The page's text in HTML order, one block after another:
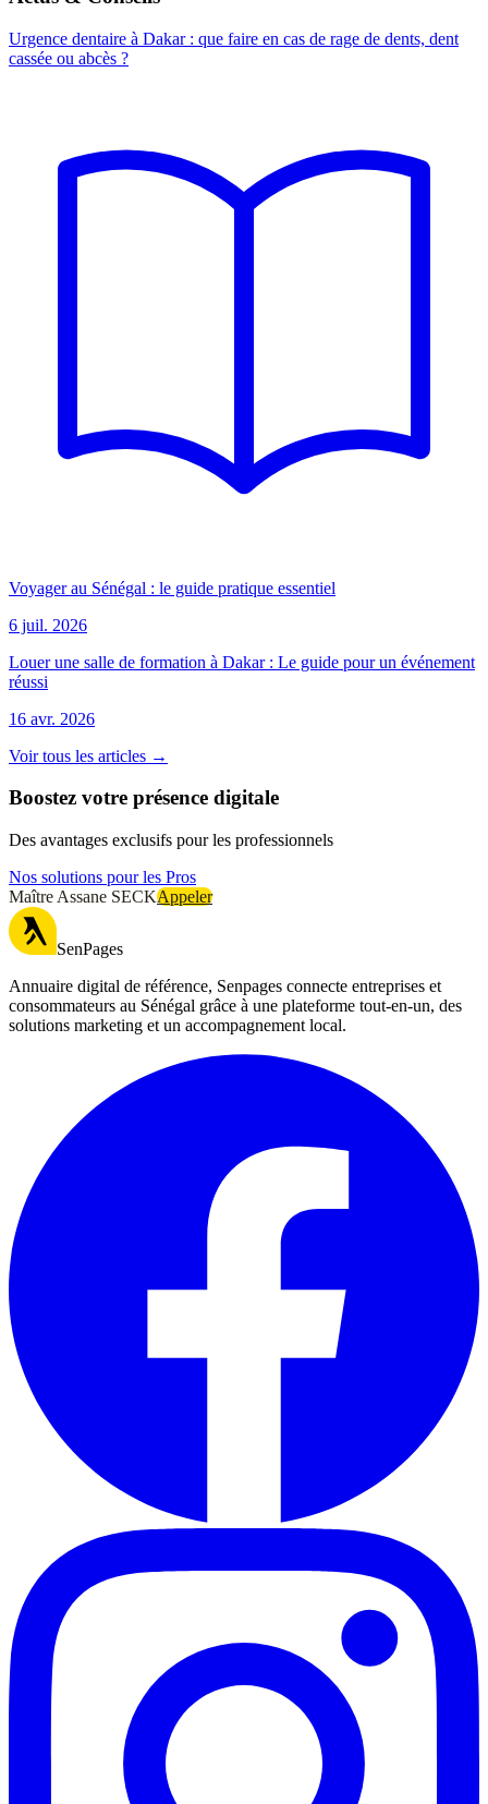
Urgence dentaire à Dakar : que faire en cas de rage de dents, dent
cassée ou abcès ?
Voyager au Sénégal : le guide pratique essentiel
6 juil. 2026
Louer une salle de formation à Dakar : Le guide pour un événement
réussi
16 avr. 2026
Voir tous les articles →
Boostez votre présence digitale
Des avantages exclusifs pour les professionnels
Nos solutions pour les Pros
Maître Assane SECKAppeler
SenPages
Annuaire digital de référence, Senpages connecte entreprises et
consommateurs au Sénégal grâce à une plateforme tout-en-un, des
solutions marketing et un accompagnement local.